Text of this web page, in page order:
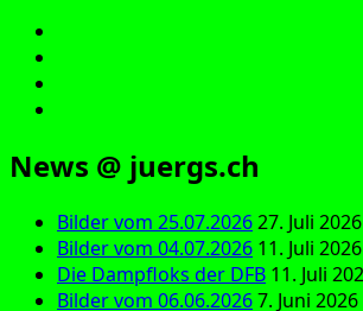
News @ juergs.ch
Bilder vom 25.07.202627. Juli 2026
Bilder vom 04.07.2026 11. Juli 2026
Die Dampfloks der DFB 11. Juli
Bilder vom 06.06.20267. Juni 2026